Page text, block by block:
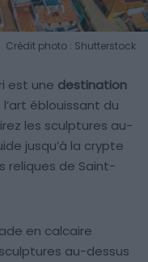
Crédit photo : Shutterstock
est une destination
l’art éblouissant du
les sculptures au-
jusqu’à la crypte
reliques de Saint-
en calcaire
au-dessus